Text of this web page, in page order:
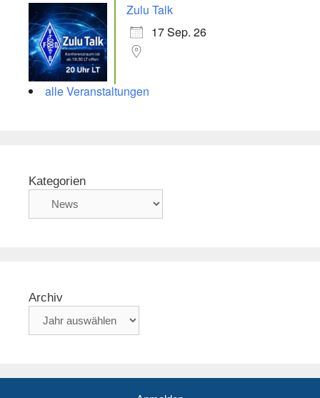
Zulu Talk
17 Sep. 26
alle Veranstaltungen
Kategorien
Archiv